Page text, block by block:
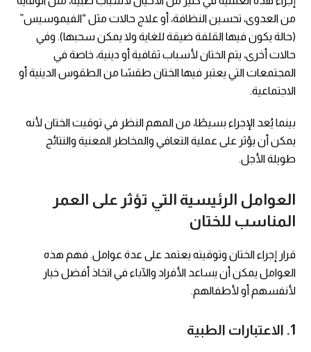
من العدوى، تحسين النظافة، أو علاج حالات مثل “الفيموسيس”
(حالة يكون فيها القلفة ضيقة للغاية ولا يمكن سحبها). وفي
حالات أخرى، يتم الختان لأسباب ثقافية أو دينية، خاصة في
المجتمعات التي يعتبر فيها الختان طقسًا من الطقوس الدينية أو
الاجتماعية.
بينما يُعد الإجراء بسيطًا، من المهم النظر في توقيت الختان لأنه
يمكن أن يؤثر على عملية التعافي والمخاطر المعنية والنتائج
طويلة الأجل.
العوامل الرئيسية التي تؤثر على العمر
المناسب للختان
قرار إجراء الختان وتوقيته يعتمد على عدة عوامل. فهم هذه
العوامل يمكن أن يساعد الأفراد والآباء في اتخاذ أفضل خيار
لأنفسهم أو لأطفالهم.
1. الاعتبارات الطبية